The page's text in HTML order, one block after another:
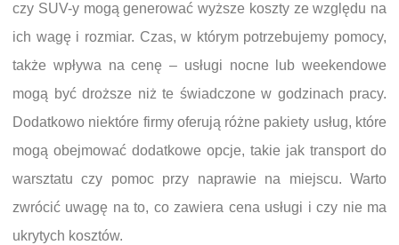
czy SUV-y mogą generować wyższe koszty ze względu na
ich wagę i rozmiar. Czas, w którym potrzebujemy pomocy,
także wpływa na cenę – usługi nocne lub weekendowe
mogą być droższe niż te świadczone w godzinach pracy.
Dodatkowo niektóre firmy oferują różne pakiety usług, które
mogą obejmować dodatkowe opcje, takie jak transport do
warsztatu czy pomoc przy naprawie na miejscu. Warto
zwrócić uwagę na to, co zawiera cena usługi i czy nie ma
ukrytych kosztów.